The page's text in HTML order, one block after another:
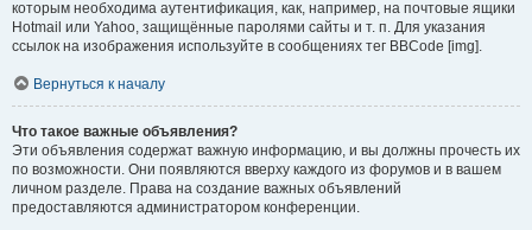
которым необходима аутентификация, как, например, на почтовые ящики
Hotmail или Yahoo, защищённые паролями сайты и т. п. Для указания
ссылок на изображения используйте в сообщениях тег BBCode [img].
Вернуться к началу
Что такое важные объявления?
Эти объявления содержат важную информацию, и вы должны прочесть их
по возможности. Они появляются вверху каждого из форумов и в вашем
личном разделе. Права на создание важных объявлений
предоставляются администратором конференции.